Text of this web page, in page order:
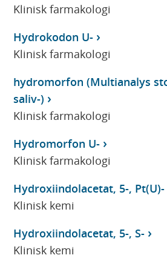
Klinisk farmakologi
Hydrokodon U-
Klinisk farmakologi
hydromorfon (Multianalys
saliv-)
Klinisk farmakologi
Hydromorfon U-
Klinisk farmakologi
Hydroxiindolacetat, 5-, Pt(U)-
Klinisk kemi
Hydroxiindolacetat, 5-, S-
Klinisk kemi